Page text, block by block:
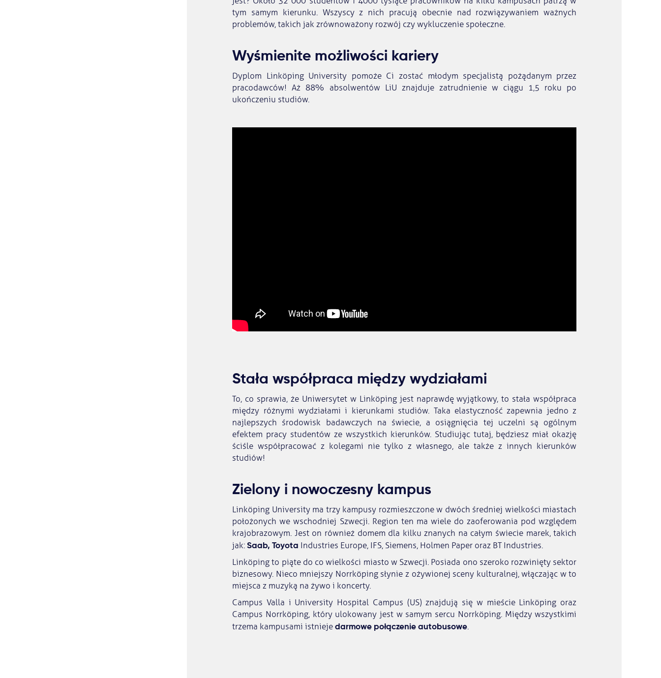
tym samym kierunku. Wszyscy z nich pracują obecnie nad rozwiązywaniem ważnych
problemów, takich jak zrównoważony rozwój czy wykluczenie społeczne.
Wyśmienite możliwości kariery
Dyplom Linköping University pomoże Ci zostać młodym specjalistą pożądanym przez
pracodawców! Aż 88% absolwentów LiU znajduje zatrudnienie w ciągu 1,5 roku po
ukończeniu studiów.
Stała współpraca między wydziałami
To, co sprawia, że Uniwersytet w Linköping jest naprawdę wyjątkowy, to stała współpraca
między różnymi wydziałami i kierunkami studiów. Taka elastyczność zapewnia jedno z
najlepszych środowisk badawczych na świecie, a osiągnięcia tej uczelni są ogólnym
efektem pracy studentów ze wszystkich kierunków. Studiując tutaj, będziesz miał okazję
ściśle współpracować z kolegami nie tylko z własnego, ale także z innych kierunków
studiów!
Zielony i nowoczesny kampus
Linköping University ma trzy kampusy rozmieszczone w dwóch średniej wielkości miastach
położonych we wschodniej Szwecji. Region ten ma wiele do zaoferowania pod względem
krajobrazowym. Jest on również domem dla kilku znanych na całym świecie marek, takich
jak:Saab, Toyota Industries Europe, IFS, Siemens, Holmen Paper oraz BT Industries.
Linköping to piąte do co wielkości miasto w Szwecji. Posiada ono szeroko rozwinięty sektor
biznesowy. Nieco mniejszy Norrköping słynie z ożywionej sceny kulturalnej, włączając w to
miejsca z muzyką na żywo i koncerty.
Campus Valla i University Hospital Campus (US) znajdują się w mieście Linköping oraz
Campus Norrköping, który ulokowany jest w samym sercu Norrköping. Między wszystkimi
trzema kampusami istniejedarmowe połączenie autobusowe.